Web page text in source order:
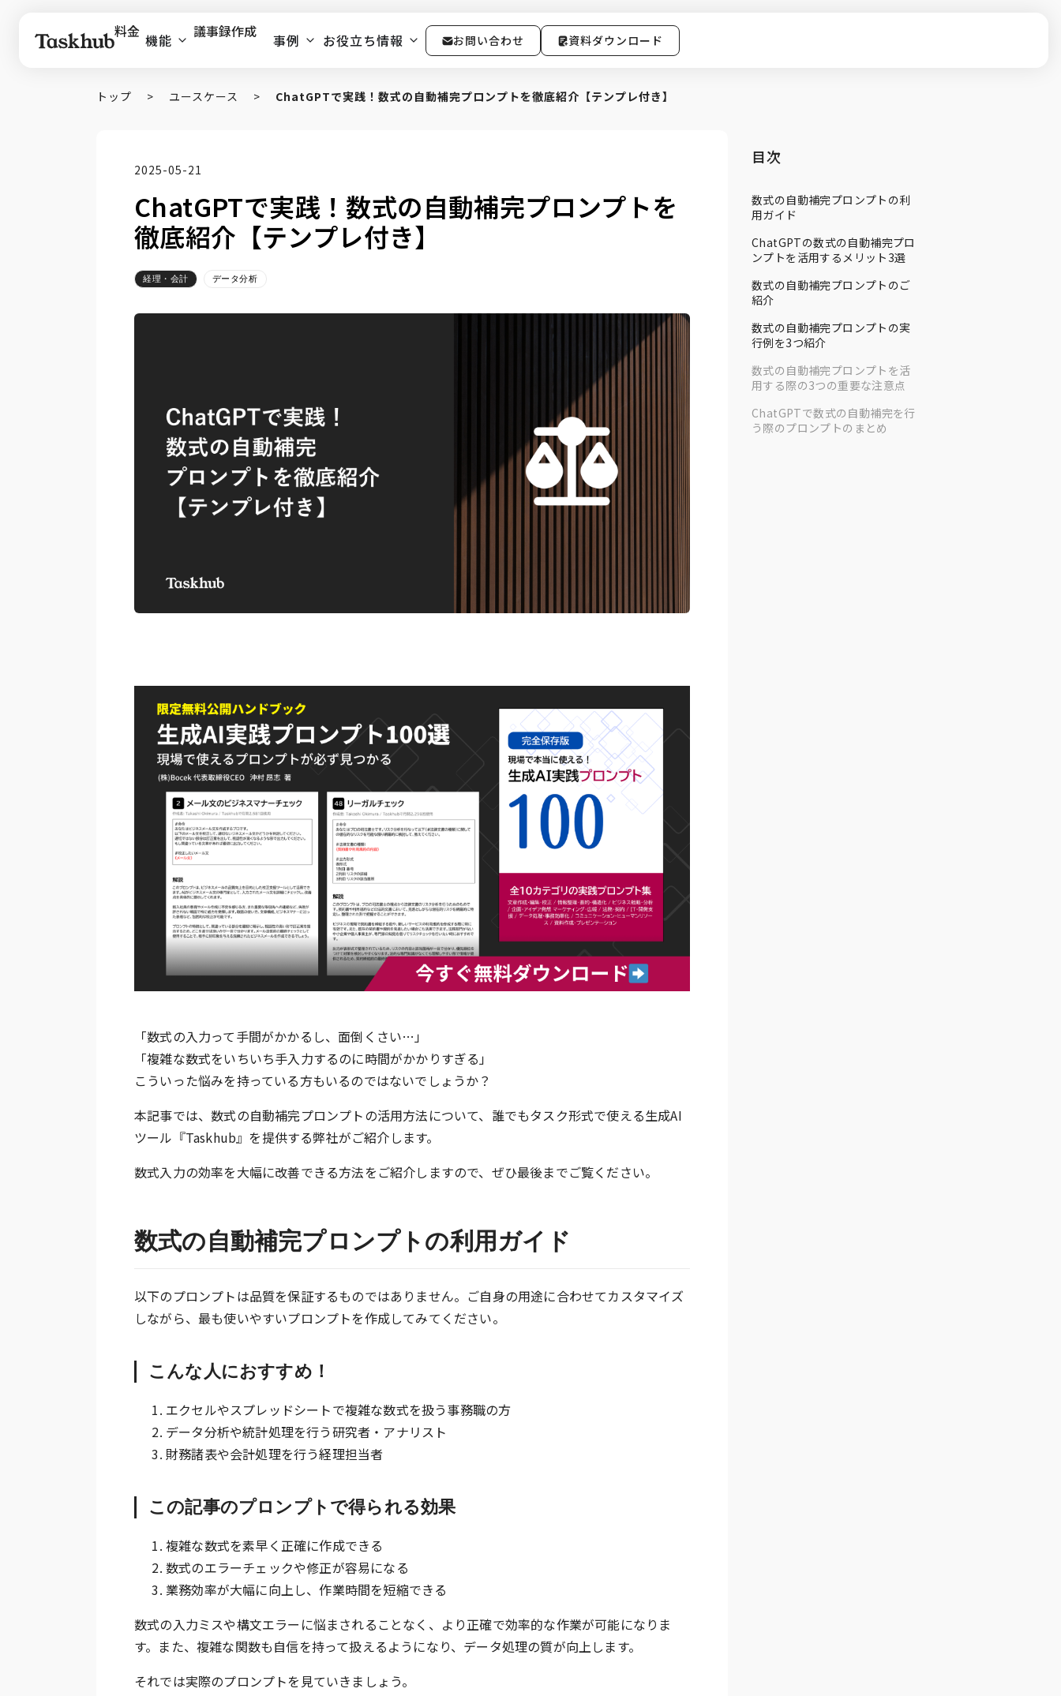
料金 機能 議事録作成 事例 お役立ち情報 お問い合わせ 資料ダウンロード
トップ > ユースケース > ChatGPTで実践！数式の自動補完プロンプトを徹底紹介【テンプレ付き】
2025-05-21
ChatGPTで実践！数式の自動補完プロンプトを
徹底紹介【テンプレ付き】
経理・会計 データ分析
「数式の入力って手間がかかるし、面倒くさい…」
「複雑な数式をいちいち手入力するのに時間がかかりすぎる」
こういった悩みを持っている方もいるのではないでしょうか？
本記事では、数式の自動補完プロンプトの活用方法について、誰でもタスク形式で使える生成AI
ツール『Taskhub』を提供する弊社がご紹介します。
数式入力の効率を大幅に改善できる方法をご紹介しますので、ぜひ最後までご覧ください。
数式の自動補完プロンプトの利用ガイド
以下のプロンプトは品質を保証するものではありません。ご自身の用途に合わせてカスタマイズ
しながら、最も使いやすいプロンプトを作成してみてください。
こんな人におすすめ！
エクセルやスプレッドシートで複雑な数式を扱う事務職の方
データ分析や統計処理を行う研究者・アナリスト
財務諸表や会計処理を行う経理担当者
この記事のプロンプトで得られる効果
複雑な数式を素早く正確に作成できる
数式のエラーチェックや修正が容易になる
業務効率が大幅に向上し、作業時間を短縮できる
数式の入力ミスや構文エラーに悩まされることなく、より正確で効率的な作業が可能になりま
す。また、複雑な関数も自信を持って扱えるようになり、データ処理の質が向上します。
それでは実際のプロンプトを見ていきましょう。
目次
数式の自動補完プロンプトの利
用ガイド
ChatGPTの数式の自動補完プロ
ンプトを活用するメリット3選
数式の自動補完プロンプトのご
紹介
数式の自動補完プロンプトの実
行例を3つ紹介
数式の自動補完プロンプトを活
用する際の3つの重要な注意点
ChatGPTで数式の自動補完を行
う際のプロンプトのまとめ